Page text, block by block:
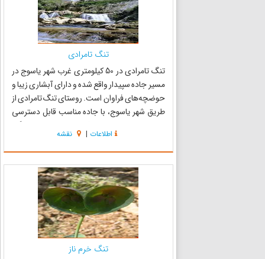
تنگ تامرادی
تنگ تامرادی در 50 کیلومتری غرب شهر یاسوج در
مسیر جاده سپیدار واقع شده و دارای آبشاری زیبا و
حوضچه‌های فراوان است. روستای تنگ تامرادی از
طریق شهر یاسوج، با جاده مناسب قابل دسترسی
است. در خم هر پیچ و فراز هر شیب از این تنگه،
تابلوی نقاشی بی‌نظیری از شاهکارهای طبیعت را در
مقابل دیدگان گر...
اطلاعات | نقشه
تنگ خرم ناز